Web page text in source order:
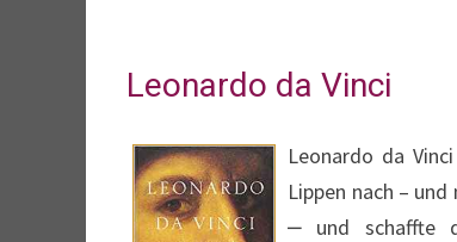
Leonardo da Vinci
Leonardo da
Lippen nach –
‒ und schaffte